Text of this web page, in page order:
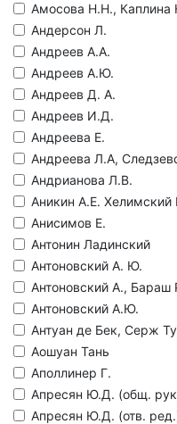
Амосова Н.Н., Каплина
Андерсон Л.
Андреев А.А.
Андреев А.Ю.
Андреев Д. А.
Андреев И.Д.
Андреева Е.
Андреева Л.А,
Андрианова Л.В.
Аникин А.Е. Хелимский
Анисимов Е.
Антонин Ладинский
Антоновский А. Ю.
Антоновский А., Бараш
Антоновский А.Ю.
Антуан де Бек, Серж
Аошуан Тань
Аполлинер Г.
Апресян Ю.Д. (общ.
Апресян Ю.Д. (отв.